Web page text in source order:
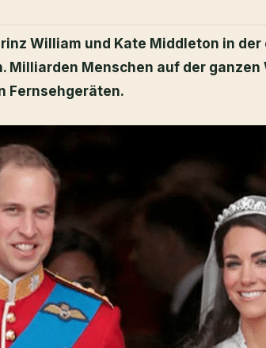
William und Kate Middleton in
Milliarden Menschen auf der
Fernsehgeräten.